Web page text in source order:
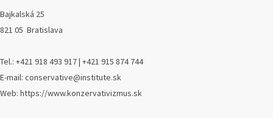
Bajkalská 25
821 05 Bratislava
Tel.: +421 918 493 917 | +421 915 874 744
E-mail: conservative@institute.sk
Web: https://www.konzervativizmus.sk